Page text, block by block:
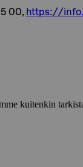
00, https://
kuitenkin